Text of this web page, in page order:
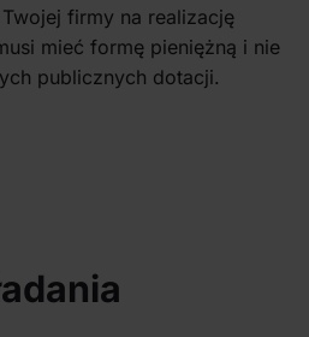
firmy na realizację
mieć formę pieniężną i nie
publicznych dotacji.